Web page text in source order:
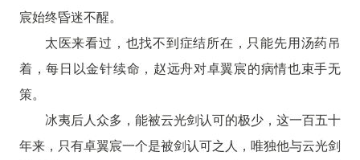
宸始终昏迷不醒。
太医来看过，也找不到症结所在，只能先用汤药吊
着，每日以金针续命，赵远舟对卓翼宸的病情也束手无
策。
冰夷后人众多，能被云光剑认可的极少，这一百五十
年来，只有卓翼宸一个是被剑认可之人，唯独他与云光剑